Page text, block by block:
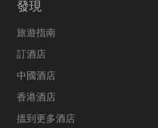
發現
旅遊指南
訂酒店
中國酒店
香港酒店
搵到更多酒店